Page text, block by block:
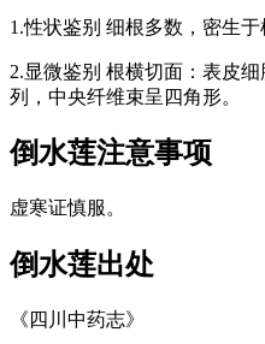
1.性状鉴别 细根多数，密生
2.显微鉴别 根横切面：表皮
列，中央纤维束呈四角形。
倒水莲注意事项
虚寒证慎服。
倒水莲出处
《四川中药志》